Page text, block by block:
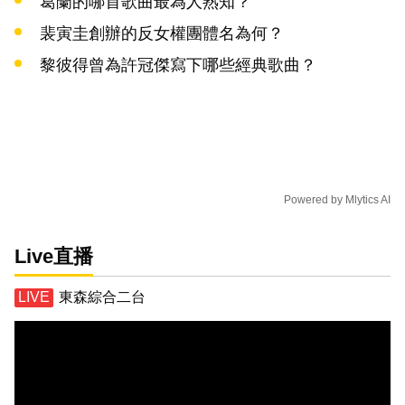
裴寅圭創辦的反女權團體名為何？
黎彼得曾為許冠傑寫下哪些經典歌曲？
Powered by Mlytics AI
Live直播
東森綜合二台